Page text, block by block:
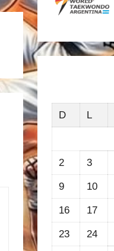
D
L
2 3
9 10
16 17
23 24